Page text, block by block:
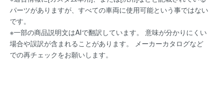
パーツがありますが、すべての車両に使用可能という事ではない
です。
※一部の商品説明文はAIで翻訳しています。 意味が分かりにくい
場合や誤訳が含まれることがあります。 メーカーカタログなど
での再チェックをお願いします。